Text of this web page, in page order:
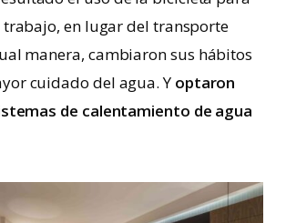
en lugar del transporte
manera, cambiaron sus hábitos
cuidado del agua. Y optaron
de calentamiento de agua